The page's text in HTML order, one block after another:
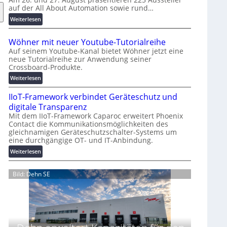
n
d
e
K
o
s
t
e
n
f
a
l
e
auf der All About Automation sowie rund…
Weiterlesen:
A
A
Z
ü
r
i
h
:
T
r
e
f
f
u
n
k
t
ü
Wöhner mit neuer Youtube-Tutorialreihe
Auf seinem Youtube-Kanal bietet Wöhner jetzt eine
neue Tutorialreihe zur Anwendung seiner
Crossboard-Produkte.
Weiterlesen:
W
ö
h
n
e
r
m
i
t
n
e
u
e
r
Y
o
IIoT-Framework verbindet Geräteschutz und
digitale Transparenz
Mit dem IIoT-Framework Caparoc erweitert Phoenix
Contact die Kommunikationsmöglichkeiten des
gleichnamigen Geräteschutzschalter-Systems um
eine durchgängige OT- und IT-Anbindung.
Weiterlesen:
I
I
o
T
-
F
r
a
Bild: Dehn SE